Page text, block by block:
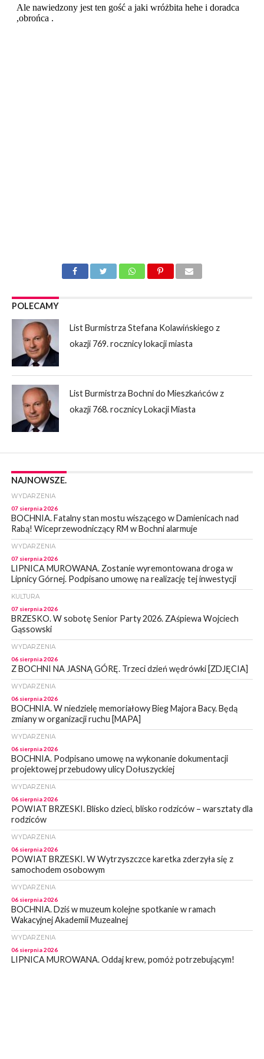
POLECAMY
List Burmistrza Stefana Kolawińskiego z
okazji 769. rocznicy lokacji miasta
List Burmistrza Bochni do Mieszkańców z
okazji 768. rocznicy Lokacji Miasta
NAJNOWSZE.
WYDARZENIA
07 sierpnia 2026
BOCHNIA. Fatalny stan mostu wiszącego w Damienicach nad
Rabą! Wiceprzewodniczący RM w Bochni alarmuje
WYDARZENIA
07 sierpnia 2026
LIPNICA MUROWANA. Zostanie wyremontowana droga w
Lipnicy Górnej. Podpisano umowę na realizację tej inwestycji
KULTURA
07 sierpnia 2026
BRZESKO. W sobotę Senior Party 2026. ZAśpiewa Wojciech
Gąssowski
WYDARZENIA
06 sierpnia 2026
Z BOCHNI NA JASNĄ GÓRĘ. Trzeci dzień wędrówki [ZDJĘCIA]
WYDARZENIA
06 sierpnia 2026
BOCHNIA. W niedzielę memoriałowy Bieg Majora Bacy. Będą
zmiany w organizacji ruchu [MAPA]
WYDARZENIA
06 sierpnia 2026
BOCHNIA. Podpisano umowę na wykonanie dokumentacji
projektowej przebudowy ulicy Dołuszyckiej
WYDARZENIA
06 sierpnia 2026
POWIAT BRZESKI. Blisko dzieci, blisko rodziców – warsztaty dla
rodziców
WYDARZENIA
06 sierpnia 2026
POWIAT BRZESKI. W Wytrzyszczce karetka zderzyła się z
samochodem osobowym
WYDARZENIA
06 sierpnia 2026
BOCHNIA. Dziś w muzeum kolejne spotkanie w ramach
Wakacyjnej Akademii Muzealnej
WYDARZENIA
06 sierpnia 2026
LIPNICA MUROWANA. Oddaj krew, pomóż potrzebującym!